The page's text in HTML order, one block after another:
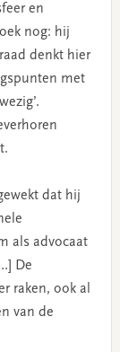
en
nog: hij
denkt hier
met
dat hij
als advocaat
De
raken, ook al
van de